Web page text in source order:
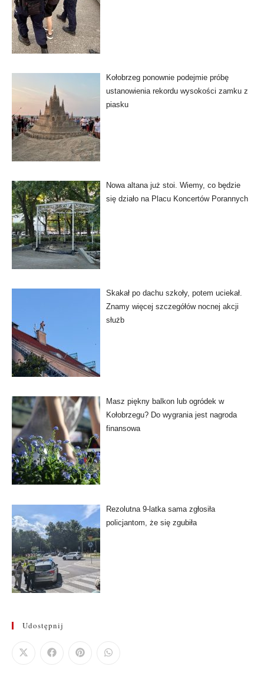
Kołobrzeg ponownie podejmie próbę
ustanowienia rekordu wysokości zamku z
piasku
Nowa altana już stoi. Wiemy, co będzie
się działo na Placu Koncertów Porannych
Skakał po dachu szkoły, potem uciekał.
Znamy więcej szczegółów nocnej akcji
służb
Masz piękny balkon lub ogródek w
Kołobrzegu? Do wygrania jest nagroda
finansowa
Rezolutna 9-latka sama zgłosiła
policjantom, że się zgubiła
Udostępnij